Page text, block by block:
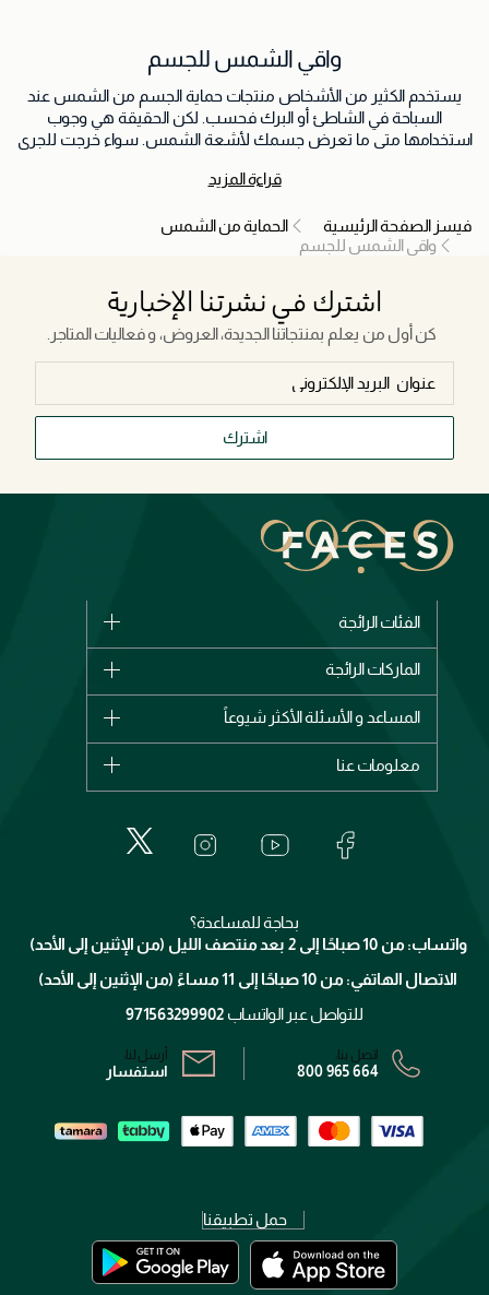
واقي الشمس للجسم
يستخدم الكثير من الأشخاص منتجات حماية الجسم من الشمس عند
السباحة في الشاطئ أو البرك فحسب. لكن الحقيقة هي وجوب
استخدامها متى ما تعرض جسمك لأشعة الشمس. سواء خرجت للجري
نفسك.
قراءة المزيد
فيسز الصفحة الرئيسية
الحماية من الشمس
واقي الشمس للجسم
اشترك في نشرتنا الإخبارية
كن أول من يعلم بمنتجاتنا الجديدة، العروض، و فعاليات المتاجر.
اشترك
الفئات الرائجة
الأكثر مبيعاً
اشترِ بطاقة هدية
الماركات الرائجة
بربري
إيف سان لوران
المساعد و الأسئلة الأكثر شيوعاً
الإرجاع
معلومات عنا
خدمات المعارض
برنامج الولاء ميوز
الشروط و الأحكام
سياسة الخصوصية
بحاجة للمساعدة؟
واتساب: من 10 صباحًا إلى 2 بعد منتصف الليل (من الإثنين إلى الأحد)
الاتصال الهاتفي: من 10 صباحًا إلى 11 مساءً (من الإثنين إلى الأحد)
للتواصل عبر الواتساب 971563299902
اتصل بنا:
800 965 664
أرسل لنا:
استفسار
حمل تطبيقنا